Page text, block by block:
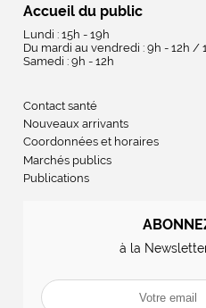
Accueil du public
Lundi : 15h - 19h
Du mardi au vendredi : 9h - 12h /
Samedi : 9h - 12h
Contact santé
Nouveaux arrivants
Coordonnées et horaires
Marchés publics
Publications
à la